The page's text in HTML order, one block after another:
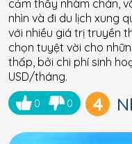
cảm thấy nhàm chán,
nhìn và đi du lịch xung
với nhiều giá trị truyền
chọn tuyệt vời cho
thấp, bởi chi phí sinh
USD/tháng.
0 0 4